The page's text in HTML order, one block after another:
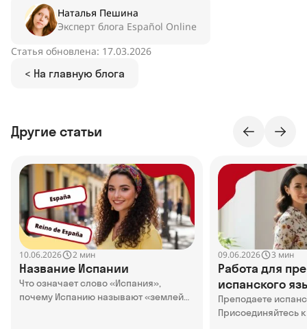
< На главную блога
Статья обновлена: 17.03.2026
Наталья Пешина
Эксперт блога Español Online
Другие статьи
10.06.2026 2 мин
Название Испании
Что означает слово «Испания»,
почему Испанию называют «землей
09.06.2026 3 мин
Работа для
испанского
Online
Преподаете
Присоединяйтесь